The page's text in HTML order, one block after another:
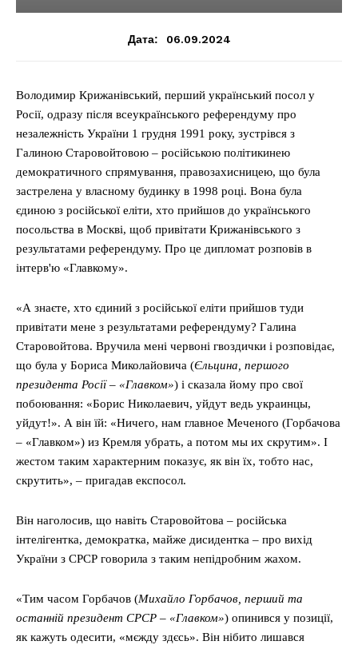
Дата: 06.09.2024
Володимир Крижанівський, перший український посол у
Росії, одразу після всеукраїнського референдуму про
незалежність України 1 грудня 1991 року, зустрівся з
Галиною Старовойтовою – російською політикинею
демократичного спрямування, правозахисницею, що була
застрелена у власному будинку в 1998 році. Вона була
єдиною з російської еліти, хто прийшов до українського
посольства в Москві, щоб привітати Крижанівського з
результатами референдуму. Про це дипломат розповів в
інтерв'ю «Главкому».
«А знаєте, хто єдиний з російської еліти прийшов туди
привітати мене з результатами референдуму? Галина
Старовойтова. Вручила мені червоні гвоздички і розповідає,
що була у Бориса Миколайовича (Єльцина, першого
президента Росії – «Главком») і сказала йому про свої
побоювання: «Борис Николаевич, уйдут ведь украинцы,
уйдут!». А він їй: «Ничего, нам главное Меченого (Горбачова
– «Главком») из Кремля убрать, а потом мы их скрутим». І
жестом таким характерним показує, як він їх, тобто нас,
скрутить», – пригадав експосол.
Він наголосив, що навіть Старовойтова – російська
інтелігентка, демократка, майже дисидентка – про вихід
України з СРСР говорила з таким непідробним жахом.
«Тим часом Горбачов (Михайло Горбачов, перший та
останній президент СРСР – «Главком») опинився у позиції,
як кажуть одесити, «мєжду здєсь». Він нібито лишався